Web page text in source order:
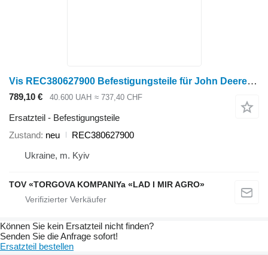
Vis REC380627900 Befestigungsteile für John Deere 9520R, 9570R, 9620R, 9R 640 Radtraktor
789,10 € 40.600 UAH ≈ 737,40 CHF
Ersatzteil - Befestigungsteile
Zustand neu
REC380627900
Ukraine, m. Kyiv
TOV «TORGOVA KOMPANIYa «LAD I MIR AGRO»
Können Sie kein Ersatzteil nicht finden?
Senden Sie die Anfrage sofort!
Ersatzteil bestellen